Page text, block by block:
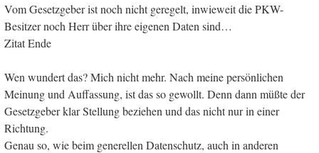
Vom Gesetzgeber ist noch nicht geregelt, inwieweit die PKW-
Besitzer noch Herr über ihre eigenen Daten sind…
Zitat Ende
Wen wundert das? Mich nicht mehr. Nach meine persönlichen
Meinung und Auffassung, ist das so gewollt. Denn dann müßte der
Gesetzgeber klar Stellung beziehen und das nicht nur in einer
Richtung.
Genau so, wie beim generellen Datenschutz, auch in anderen